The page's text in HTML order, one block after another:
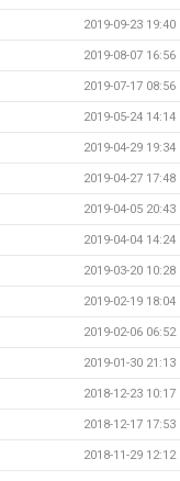
2019-09-23 19:40
2019-08-07 16:56
2019-07-17 08:56
2019-05-24 14:14
2019-04-29 19:34
2019-04-27 17:48
2019-04-05 20:43
2019-04-04 14:24
2019-03-20 10:28
2019-02-19 18:04
2019-02-06 06:52
2019-01-30 21:13
2018-12-23 10:17
2018-12-17 17:53
2018-11-29 12:12